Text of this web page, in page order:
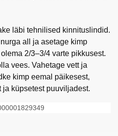
läbi tehnilised kinnituslindid.
all ja asetage kimp
2/3–3/4 varte pikkusest.
vees. Vahetage vett ja
kimp eemal päikesest,
ja küpsetest puuviljadest.